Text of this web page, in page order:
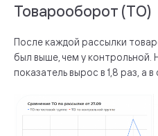
Товарооборот (ТО)
После каждой рассылки
был выше, чем у контрольной.
показатель вырос в 1,8 раз, а